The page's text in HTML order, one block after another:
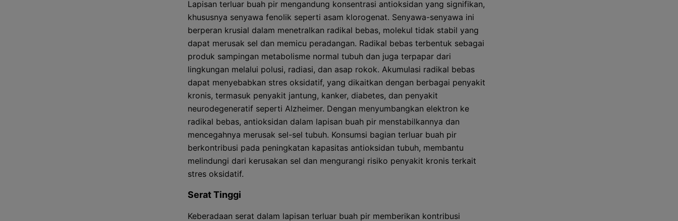
Lapisan terluar buah pir mengandung konsentrasi antioksidan yang signifikan,
khususnya senyawa fenolik seperti asam klorogenat. Senyawa-senyawa ini
berperan krusial dalam menetralkan radikal bebas, molekul tidak stabil yang
dapat merusak sel dan memicu peradangan. Radikal bebas terbentuk sebagai
produk sampingan metabolisme normal tubuh dan juga terpapar dari
lingkungan melalui polusi, radiasi, dan asap rokok. Akumulasi radikal bebas
dapat menyebabkan stres oksidatif, yang dikaitkan dengan berbagai penyakit
kronis, termasuk penyakit jantung, kanker, diabetes, dan penyakit
neurodegeneratif seperti Alzheimer. Dengan menyumbangkan elektron ke
radikal bebas, antioksidan dalam lapisan buah pir menstabilkannya dan
mencegahnya merusak sel-sel tubuh. Konsumsi bagian terluar buah pir
berkontribusi pada peningkatan kapasitas antioksidan tubuh, membantu
melindungi dari kerusakan sel dan mengurangi risiko penyakit kronis terkait
stres oksidatif.
Serat Tinggi
Keberadaan serat dalam lapisan terluar buah pir memberikan kontribusi